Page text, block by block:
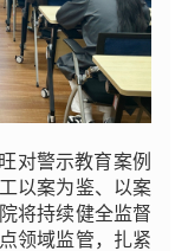
对警示教育案例
以案为鉴、以案
将持续健全监督
领域监管，扎紧